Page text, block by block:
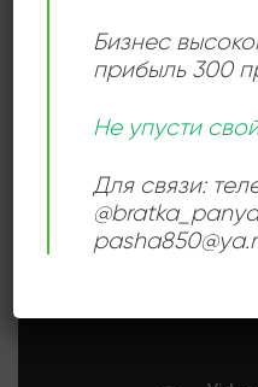
Бизнес
прибыль 300
Не упусти
Для связи: